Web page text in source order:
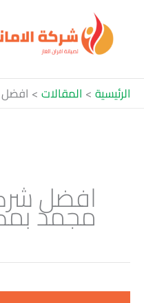
المحتوى
الرئيسية المقالات
افضل
مجمد